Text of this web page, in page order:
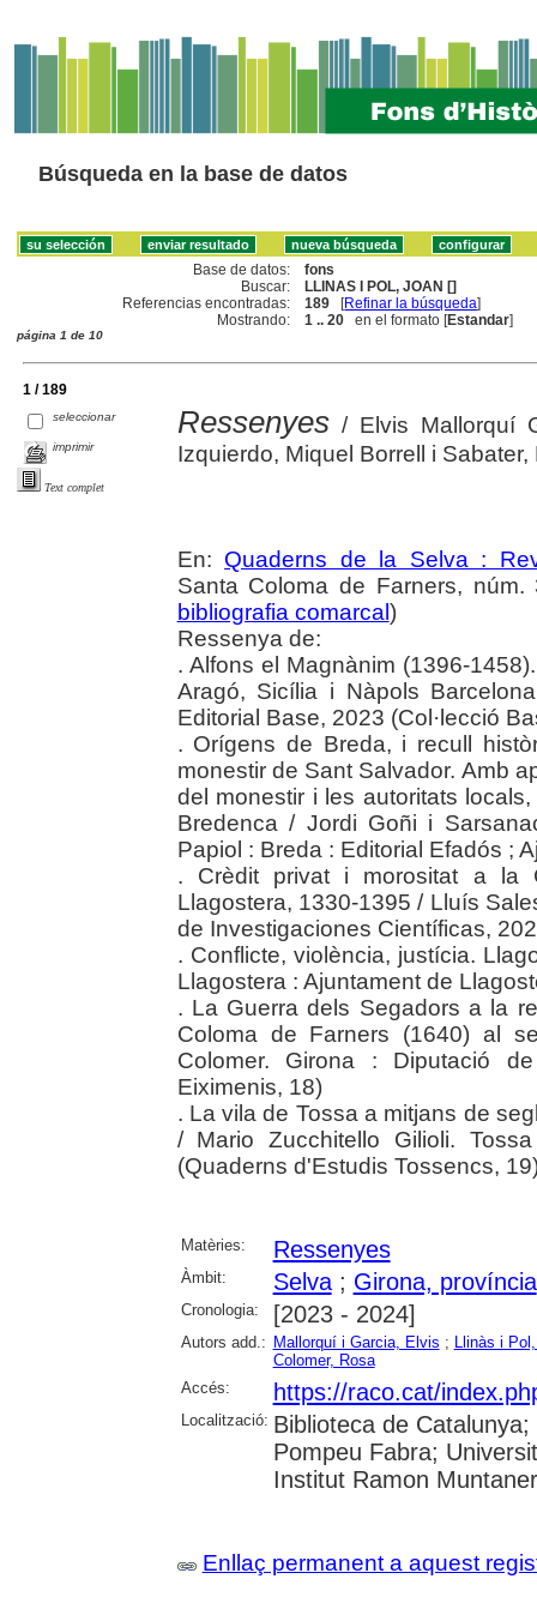
Búsqueda en la base de datos
Base de datos:
fons
Buscar:
LLINAS I POL, JOAN []
Referencias encontradas:
189 [Refinar la búsqueda]
Mostrando:
1 .. 20 en el formato [Estandar]
página 1 de 10
1 / 189
seleccionar
imprimir
Text complet
Ressenyes/ Elvis Mallorquí
Izquierdo, Miquel Borrell i
En: Quaderns de la Selva :
Santa Coloma de Farners,
bibliografia comarcal )
Ressenya de:
. Alfons el Magnànim (1396-
Aragó, Sicília i Nàpols
Editorial Base, 2023 (Col·lecció
. Orígens de Breda, i recull
monestir de Sant Salvador. Amb
del monestir i les autoritats
Bredenca / Jordi Goñi i
Papiol : Breda : Editorial Efadós ;
. Crèdit privat i morositat a la
Llagostera, 1330-1395 / Lluís
de Investigaciones Científicas,
. Conflicte, violència, justícia.
Llagostera : Ajuntament de
. La Guerra dels Segadors a la
Coloma de Farners (1640) al
Colomer. Girona : Diputació
Eiximenis, 18)
. La vila de Tossa a mitjans de
/ Mario Zucchitello Gilioli.
(Quaderns d'Estudis Tossencs,
Matèries: Ressenyes
Àmbit: Selva; Girona, província
Cronologia: [2023 - 2024]
Autors add.: Mallorquí i Garcia, Elvis ;
Llinàs i
Colomer, Rosa
Accés:
https://raco.cat/
Localització: Biblioteca de
Pompeu Fabra;
Institut Ramon Muntaner
Enllaç permanent a aquest